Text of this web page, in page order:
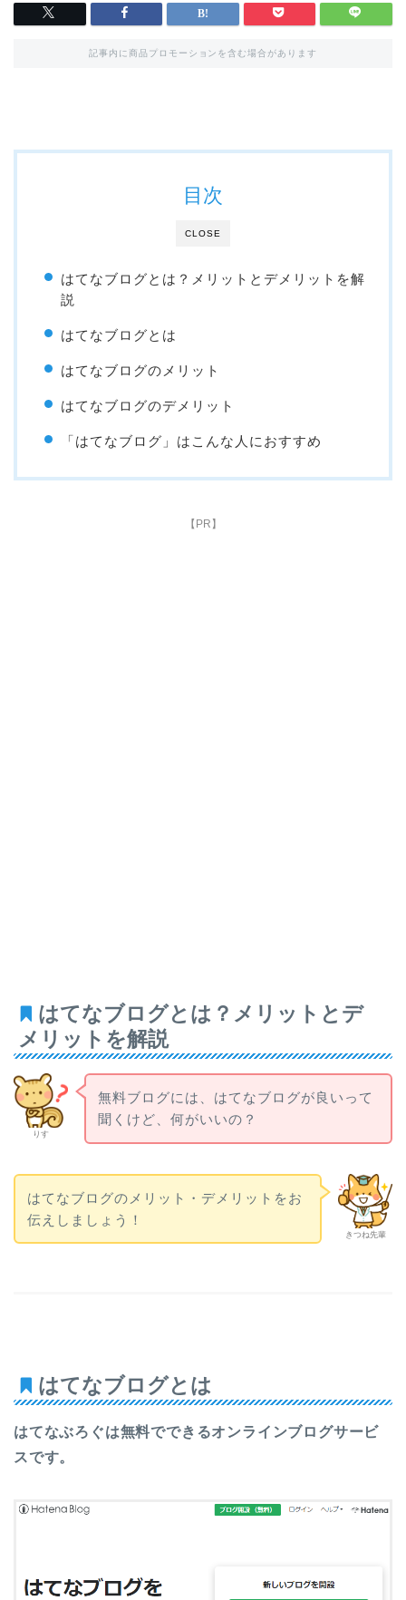
記事内に商品プロモーションを含む場合があります
CLOSE
目次
はてなブログとは？メリットとデメリットを解
説
はてなブログとは
はてなブログのメリット
はてなブログのデメリット
「はてなブログ」はこんな人におすすめ
【PR】
はてなブログとは？メリットとデ
メリットを解説
りす
無料ブログには、はてなブログが良いって
聞くけど、何がいいの？
きつね先輩
はてなブログのメリット・デメリットをお
伝えしましょう！
はてなブログとは
はてなぶろぐは無料でできるオンラインブログサービ
スです。